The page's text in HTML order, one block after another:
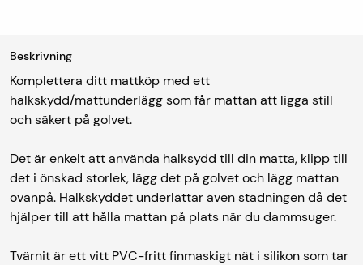
Beskrivning
Komplettera ditt mattköp med ett
halkskydd/mattunderlägg som får mattan att ligga still
och säkert på golvet.
Det är enkelt att använda halksydd till din matta, klipp till
det i önskad storlek, lägg det på golvet och lägg mattan
ovanpå. Halkskyddet underlättar även städningen då det
hjälper till att hålla mattan på plats när du dammsuger.
Tvärnit är ett vitt PVC-fritt finmaskigt nät i silikon som tar